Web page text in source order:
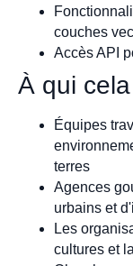
couches
Accès API
À qui
Équipes
terres
Agences
urbains et
Les
cultures et